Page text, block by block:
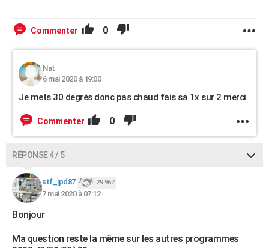
Commenter 0
Nat
6 mai 2020 à 19:00
Je mets 30 degrés donc pas chaud fais sa 1x sur 2 merci
Commenter 0
RÉPONSE 4 / 5
stf_jpd87 29 967
7 mai 2020 à 07:12
Bonjour
Ma question reste la même sur les autres programmes